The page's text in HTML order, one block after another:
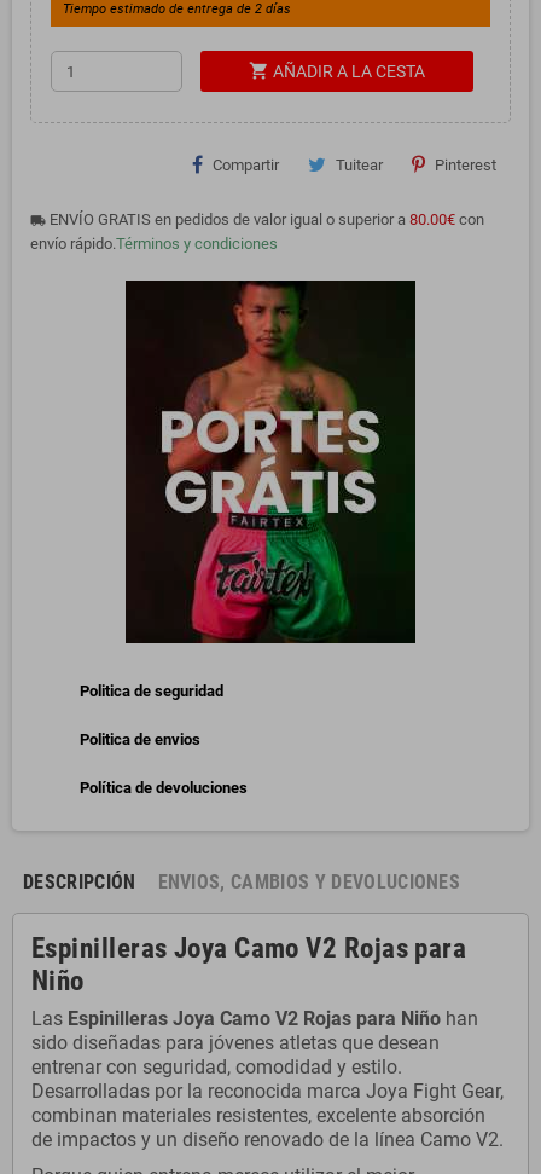
Tiempo estimado de entrega de 2 días
shopping_cart AÑADIR A LA CESTA
Compartir Tuitear Pinterest
local_shipping ENVÍO GRATIS en pedidos de valor igual o superior a 80.00€ con
envío rápido.Términos y condiciones
Politica de seguridad
Politica de envios
Política de devoluciones
DESCRIPCIÓN ENVIOS, CAMBIOS Y DEVOLUCIONES
Espinilleras Joya Camo V2 Rojas para
Niño
Las Espinilleras Joya Camo V2 Rojas para Niño han
sido diseñadas para jóvenes atletas que desean
entrenar con seguridad, comodidad y estilo.
Desarrolladas por la reconocida marca Joya Fight Gear,
combinan materiales resistentes, excelente absorción
de impactos y un diseño renovado de la línea Camo V2.